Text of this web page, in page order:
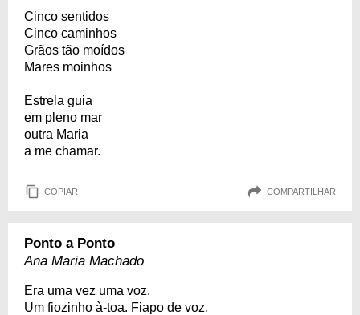
Cinco sentidos
Cinco caminhos
Grãos tão moídos
Mares moinhos
Estrela guia
em pleno mar
outra Maria
a me chamar.
COPIAR COMPARTILHAR
Ponto a Ponto
Ana Maria Machado
Era uma vez uma voz.
Um fiozinho à-toa. Fiapo de voz.